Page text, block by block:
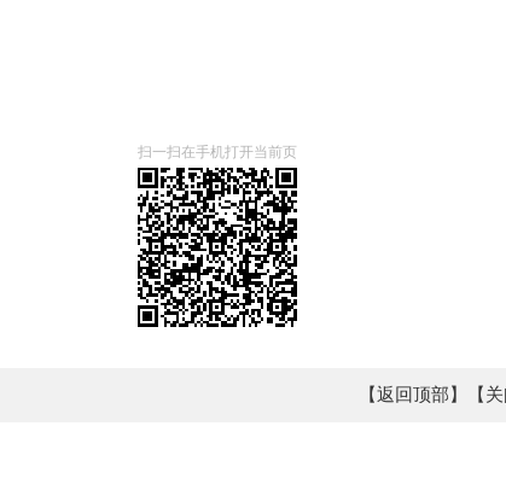
扫一扫在手机打开当前页
【返回顶部】 【